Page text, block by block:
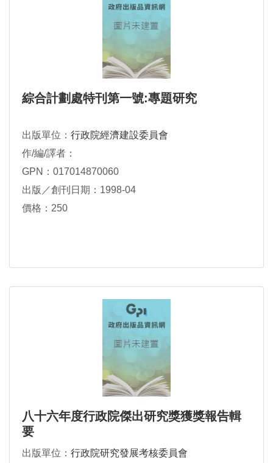
綜合計劃處特刊第一號:專題研究
出版單位： 行政院經濟建設委員會
作/編/譯者：
GPN：017014870060
出版／創刊日期：1998-04
價格：250
八十六年度行政院傑出研究獎獲獎報告輯
要
出版單位： 行政院研究發展考核委員會